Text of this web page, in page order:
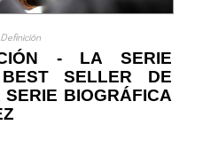
- LA SERIE
SELLER DE
BIOGRÁFICA